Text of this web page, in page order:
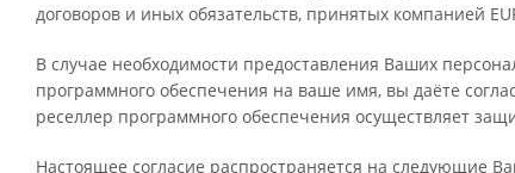
договоров и иных обязательств, принятых компанией
В случае необходимости предоставления Ваших
программного обеспечения на ваше имя, вы даёте
реселлер программного обеспечения осуществляет
Настоящее согласие распространяется на следующие